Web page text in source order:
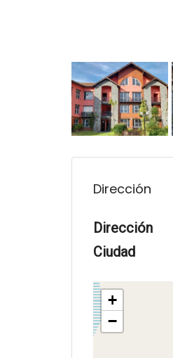
Dirección
Dirección
Ciudad
+
−